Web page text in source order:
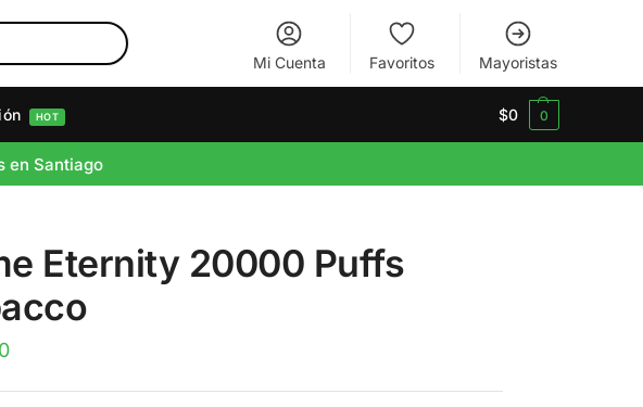
Mi Cuenta Favoritos Mayoristas
HOT $0 0
en Santiago
Eternity 20000 Puffs